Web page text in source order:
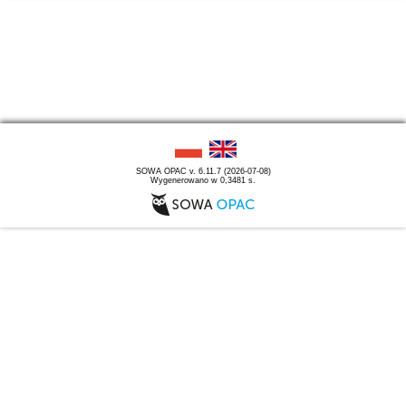
SOWA OPAC v. 6.11.7 (2026-07-08)
Wygenerowano w 0,3481 s.